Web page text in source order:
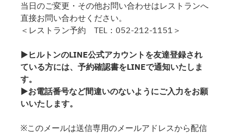
当日のご変更・その他お問い合わせはレストランへ
直接お問い合わせください。
＜レストラン予約 TEL：052-212-1151＞
▶ヒルトンのLINE公式アカウントを友達登録され
ている方には、予約確認書をLINEで通知いたしま
す。
▶お電話番号など間違いのないようにご入力をお願
いいたします。
※このメールは送信専用のメールアドレスから配信